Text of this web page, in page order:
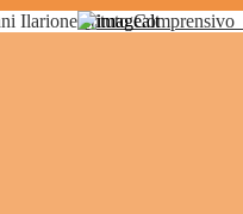
Istituto Comprensivo